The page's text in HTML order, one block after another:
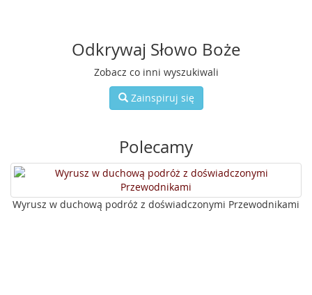
Odkrywaj Słowo Boże
Zobacz co inni wyszukiwali
Zainspiruj się
Polecamy
Wyrusz w duchową podróż z doświadczonymi Przewodnikami